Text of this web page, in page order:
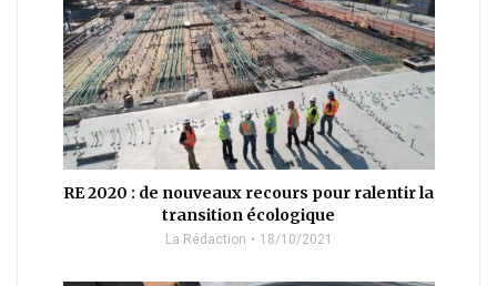
RE 2020 : de nouveaux recours pour ralentir la
transition écologique
La Rédaction 18/10/2021